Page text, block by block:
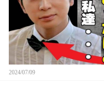
2024/07/09